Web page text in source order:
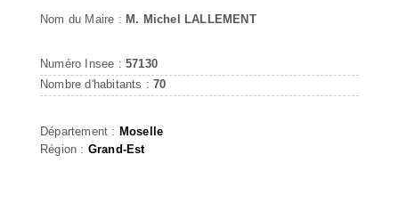
Nom du Maire : M. Michel LALLEMENT
Numéro Insee : 57130
Nombre d'habitants :70
Département : Moselle
Région : Grand-Est